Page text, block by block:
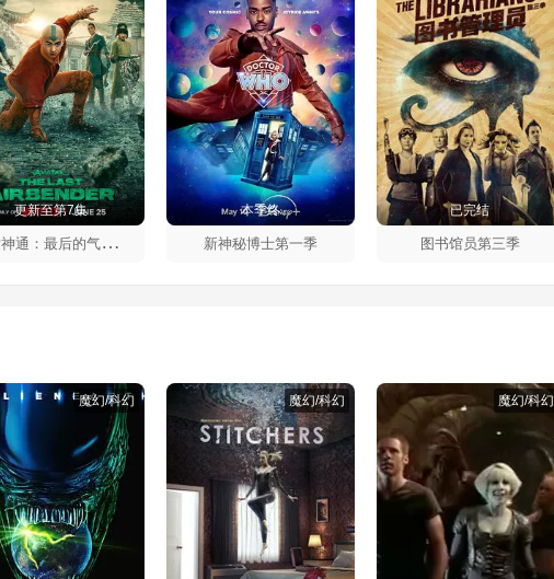
更新至第7集
降
世神通：最后的气宗第二季
本季终
新神秘博士第一季
已完结
图书馆员第三季
魔幻/科幻 魔幻/科幻 魔幻/科幻